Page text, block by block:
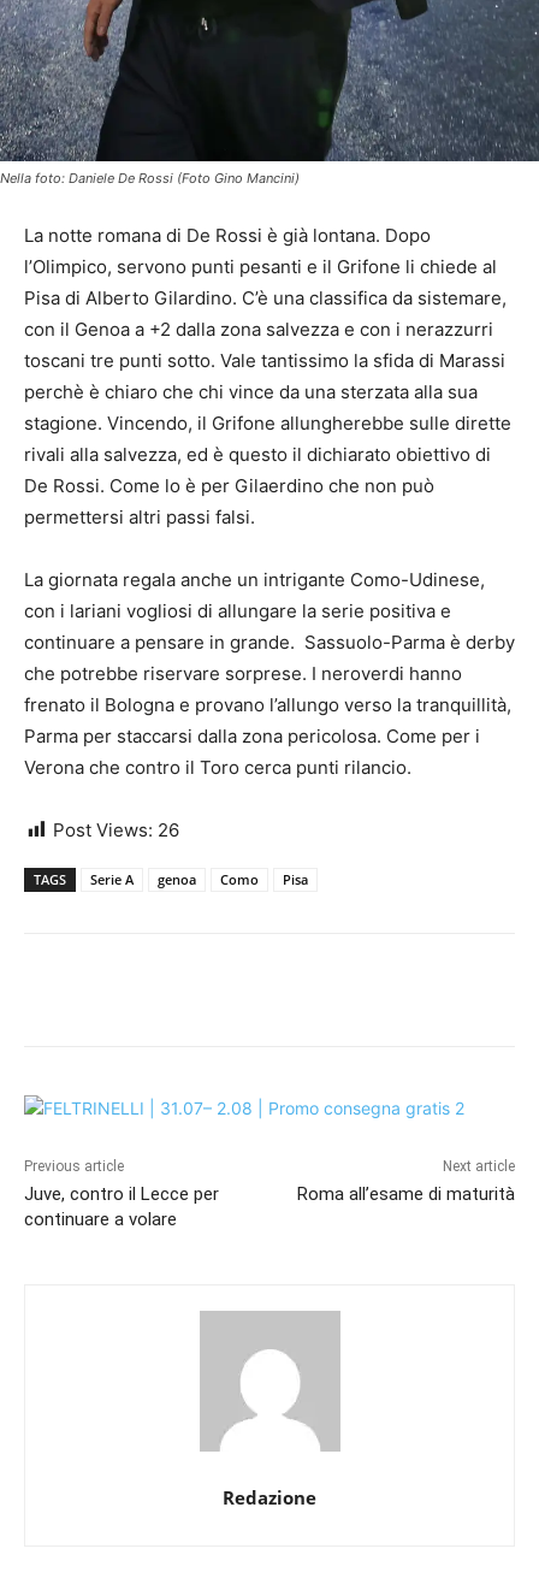
Nella foto: Daniele De Rossi (Foto Gino Mancini)
La notte romana di De Rossi è già lontana. Dopo
l’Olimpico, servono punti pesanti e il Grifone li chiede al
Pisa di Alberto Gilardino. C’è una classifica da sistemare,
con il Genoa a +2 dalla zona salvezza e con i nerazzurri
toscani tre punti sotto. Vale tantissimo la sfida di Marassi
perchè è chiaro che chi vince da una sterzata alla sua
stagione. Vincendo, il Grifone allungherebbe sulle dirette
rivali alla salvezza, ed è questo il dichiarato obiettivo di
De Rossi. Come lo è per Gilaerdino che non può
permettersi altri passi falsi.
La giornata regala anche un intrigante Como-Udinese,
con i lariani vogliosi di allungare la serie positiva e
continuare a pensare in grande. Sassuolo-Parma è derby
che potrebbe riservare sorprese. I neroverdi hanno
frenato il Bologna e provano l’allungo verso la tranquillità,
Parma per staccarsi dalla zona pericolosa. Come per i
Verona che contro il Toro cerca punti rilancio.
Post Views: 26
TAGS Serie A genoa Como Pisa
Previous article
Juve, contro il Lecce per
continuare a volare
Next article
Roma all’esame di maturità
Redazione